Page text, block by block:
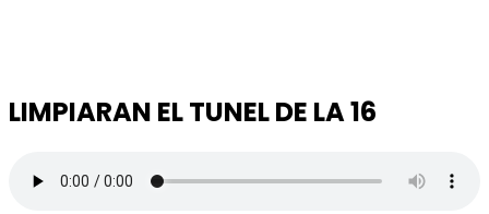
LIMPIARAN EL TUNEL DE LA 16